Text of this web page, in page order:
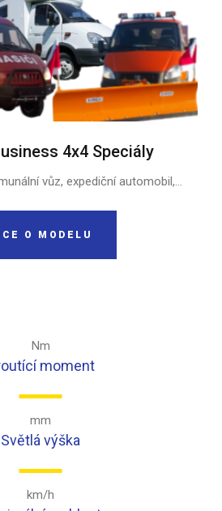
4x4 Speciály
vůz, expediční automobil,...
O MODELU
Nm
moment
mm
Světlá výška
km/h